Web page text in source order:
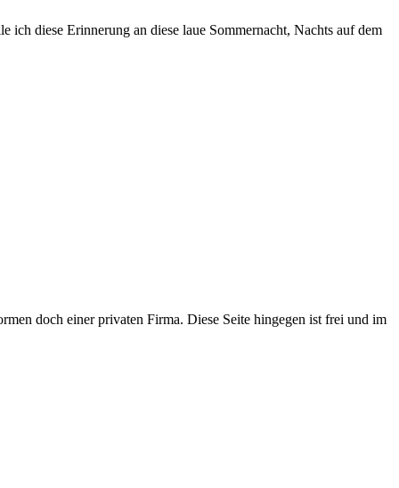
diese Erinnerung an diese laue Sommernacht, Nachts auf dem
doch einer privaten Firma. Diese Seite hingegen ist frei und im